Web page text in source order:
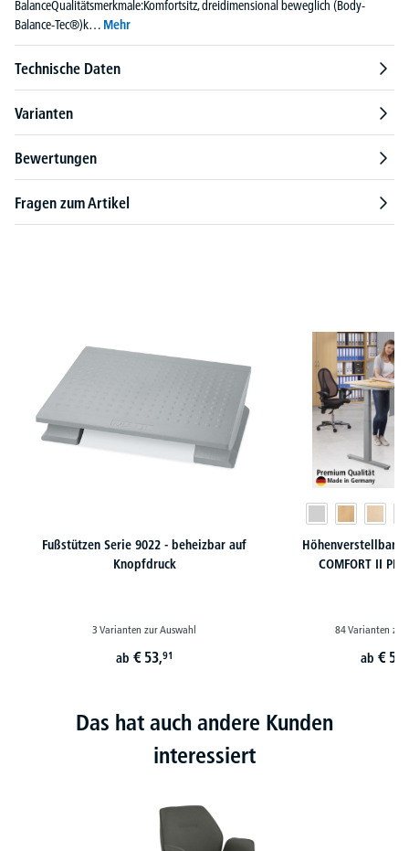
BalanceQualitätsmerkmale:Komfortsitz, dreidimensional beweglich (Body-
Balance-Tec®)k… Mehr
Technische Daten
Varianten
Bewertungen
Fragen zum Artikel
Fußstützen Serie 9022 - beheizbar auf
Knopfdruck
3 Varianten zur Auswahl
ab € 53,91
Höhenverstellbare
COMFORT II
84 Varianten zur
ab€
Das hat auch andere Kunden
interessiert